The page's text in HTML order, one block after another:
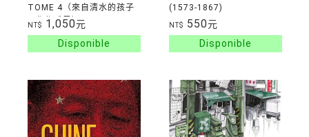
TOME 4（來自清水的孩子
4:化作千風）
NT$ 1,050元
(1573-1867)
NT$ 550元